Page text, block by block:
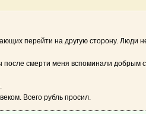
перейти на другую сторону. Люди
смерти меня вспоминали добрым
Всего рубль просил.